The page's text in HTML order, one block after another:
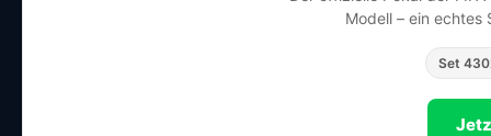
Modell – ein echtes
Set